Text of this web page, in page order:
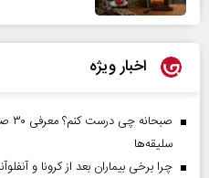
اخبار ویژه
سلیقه‌ها
چرا برخی بیماران بعد از کرونا و